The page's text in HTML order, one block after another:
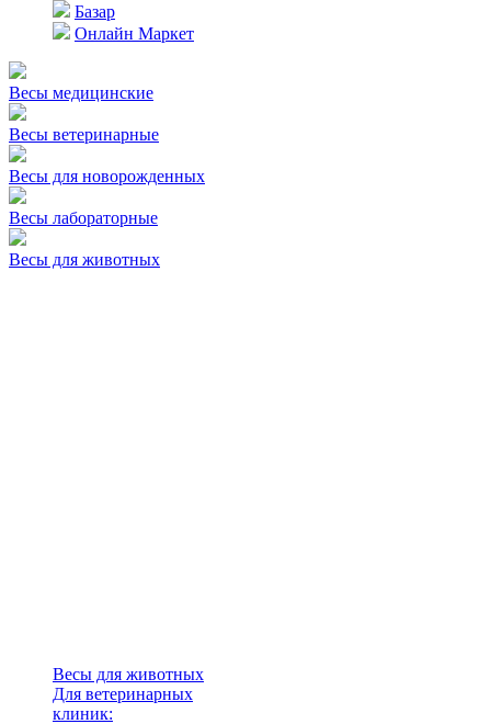
Базар
Онлайн Маркет
Весы медицинские
Весы ветеринарные
Весы для новорожденных
Весы лабораторные
Весы для животных
Весы для животных
Для ветеринарных
клиник: